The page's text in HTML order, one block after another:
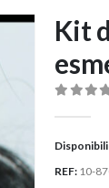
Kit
REF: 10-